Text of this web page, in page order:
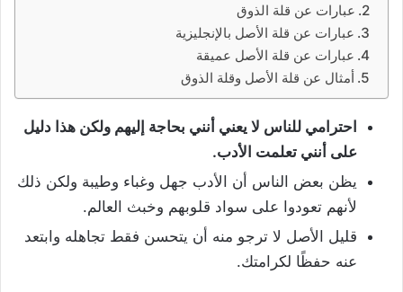
عبارات عن قلة الذوق
عبارات عن قلة الأصل بالإنجليزية
عبارات عن قلة الأصل عميقة
أمثال عن قلة الأصل وقلة الذوق
احترامي للناس لا يعني أنني بحاجة إليهم ولكن هذا دليل
على أنني تعلمت الأدب.
يظن بعض الناس أن الأدب جهل وغباء وطيبة ولكن ذلك
لأنهم تعودوا على سواد قلوبهم وخبث العالم.
قليل الأصل لا ترجو منه أن يتحسن فقط تجاهله وابتعد
عنه حفظًا لكرامتك.